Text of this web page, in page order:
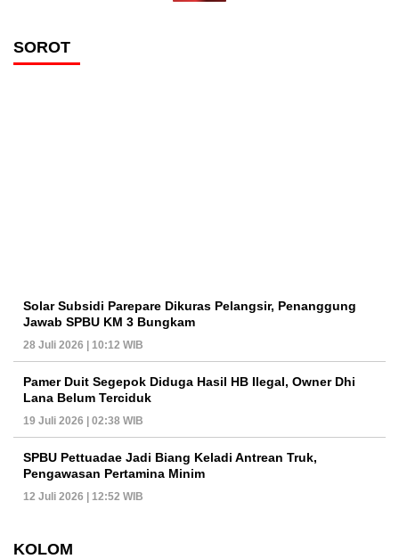
SOROT
Solar Subsidi Parepare Dikuras Pelangsir, Penanggung
Jawab SPBU KM 3 Bungkam
28 Juli 2026 | 10:12 WIB
Pamer Duit Segepok Diduga Hasil HB Ilegal, Owner Dhi
Lana Belum Terciduk
19 Juli 2026 | 02:38 WIB
SPBU Pettuadae Jadi Biang Keladi Antrean Truk,
Pengawasan Pertamina Minim
12 Juli 2026 | 12:52 WIB
KOLOM